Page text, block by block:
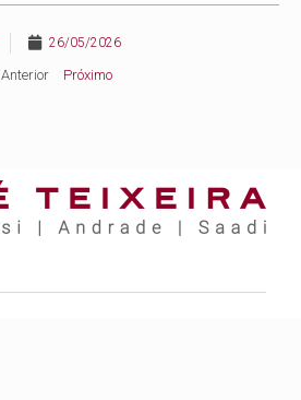
26/05/2026
Anterior Próximo